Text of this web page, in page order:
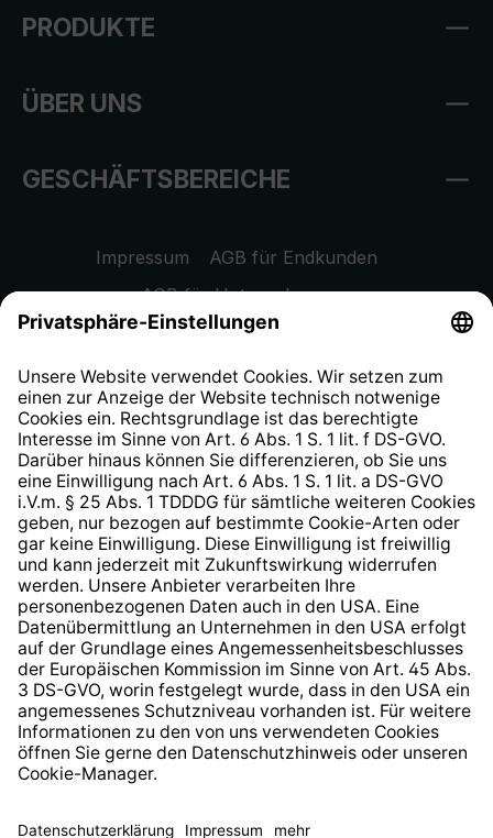
PRODUKTE
ÜBER UNS
GESCHÄFTSBEREICHE
Impressum
AGB für Endkunden
AGB für Unternehmen
Datenschutzhinweis
Widerrufsrecht
Hinweisgeberschutzsystem
Barrierefreiheit
* Alle Preise inkl. gesetzl. Mehrwertsteuer zzgl.
anders angegeben.